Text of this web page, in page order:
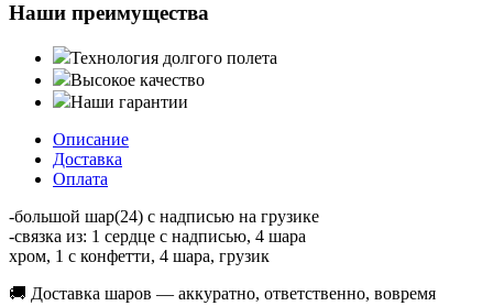
Наши преимущества
Технология долгого полета
Высокое качество
Наши гарантии
Описание
Доставка
Оплата
-большой шар(24) с надписью на грузике
-связка из: 1 сердце с надписью, 4 шара
хром, 1 с конфетти, 4 шара, грузик
🚚 Доставка шаров — аккуратно, ответственно, вовремя